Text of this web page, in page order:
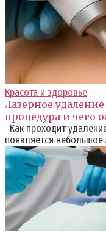
Красота и здоровье
Лазерное
процедура и чего
Как проходит
появляется небольшое